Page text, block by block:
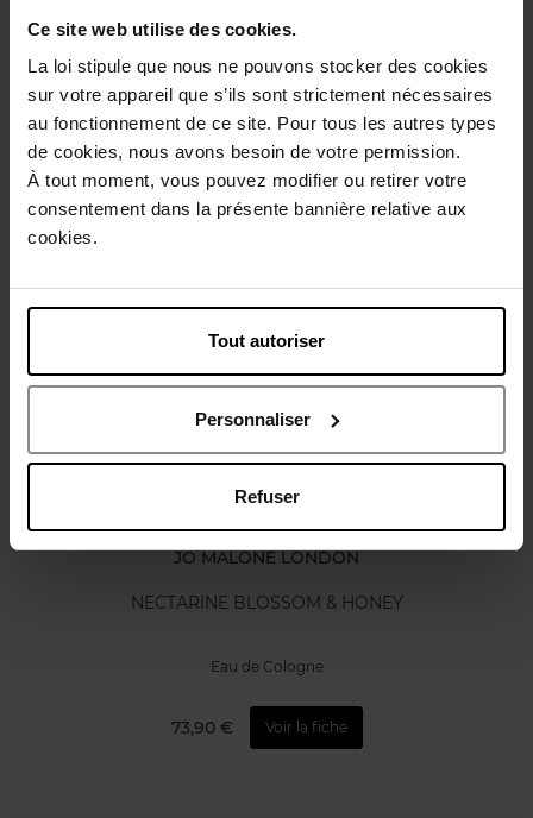
Ce site web utilise des cookies.
La loi stipule que nous ne pouvons stocker des cookies
sur votre appareil que s’ils sont strictement nécessaires
au fonctionnement de ce site. Pour tous les autres types
de cookies, nous avons besoin de votre permission.
À tout moment, vous pouvez modifier ou retirer votre
consentement dans la présente bannière relative aux
cookies.
Tout autoriser
Personnaliser
Refuser
Description
Caractéristiques
Avis client
Vous aimerez peut-être
JO MALONE LONDON
NECTARINE BLOSSOM & HONEY
Eau de Cologne
73,90 € Voir la fiche